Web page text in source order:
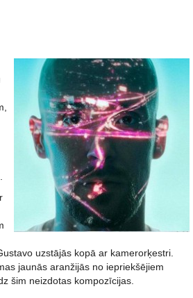
uzstājās kopā ar kamerorķestri.
jaunās aranžijās no iepriekšējiem
šim neizdotas kompozīcijas.